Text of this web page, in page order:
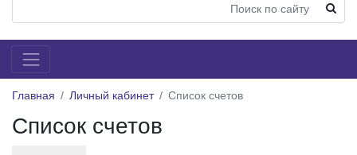
Главная Личный кабинет Список счетов
Список счетов